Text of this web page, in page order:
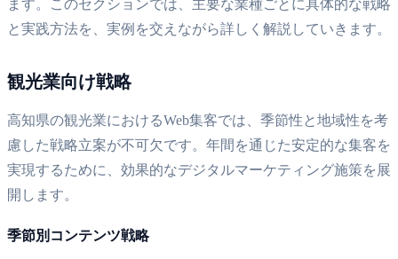
ます。このセクションでは、主要な業種ごとに具体的な戦略
と実践方法を、実例を交えながら詳しく解説していきます。
観光業向け戦略
高知県の観光業におけるWeb集客では、季節性と地域性を考
慮した戦略立案が不可欠です。年間を通じた安定的な集客を
実現するために、効果的なデジタルマーケティング施策を展
開します。
季節別コンテンツ戦略